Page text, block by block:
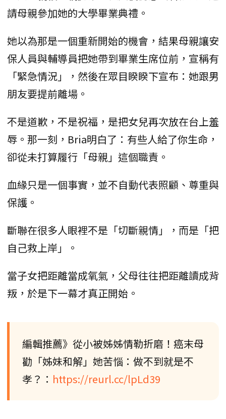
請母親參加她的大學畢業典禮。
她以為那是一個重新開始的機會，結果母親讓安
保人員與輔導員把她帶到畢業生席位前，宣稱有
「緊急情況」，然後在眾目睽睽下宣布：她跟男
朋友要提前離場。
不是道歉，不是祝福，是把女兒再次放在台上羞
辱。那一刻，Bria明白了：有些人給了你生命，
卻從未打算履行「母親」這個職責。
血緣只是一個事實，並不自動代表照顧、尊重與
保護。
斷聯在很多人眼裡不是「切斷親情」，而是「把
自己救上岸」。
當子女把距離當成氧氣，父母往往把距離讀成背
叛，於是下一幕才真正開始。
編輯推薦》從小被姊姊情勒折磨！癌末母
勸「姊妹和解」她苦惱：做不到就是不
孝？： https://reurl.cc/lpLd39